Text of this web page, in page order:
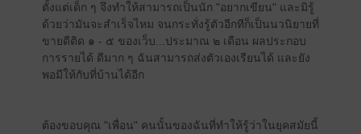
ตั้งแต่เด็ก ๆ จึงทำให้สามารถเป็นนัก "อยากเขียน" และมิรู้
ด้วยว่ามันจะสำเร็จไหม จนกระทั่งรู้ตัวอีกทีก็เป็นนวนิยายที่
ขายดีติด ๑ - ๕ ของเว็บ...ประมาณ ๒ เดือน ผลประกอบ
การรายได้ ดีมาก ๆ ฉันสามารถส่งตัวเองเรียนได้ และยัง
พอมีให้กับที่บ้านได้อีก
ต้องขอบคุณ "เพื่อน" คนนั้นของฉันที่ทำให้รู้ว่าในยุคสมัยนี้